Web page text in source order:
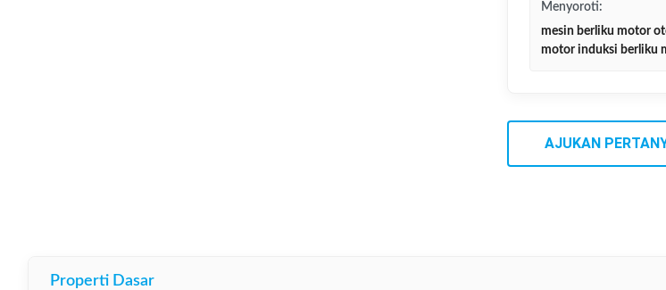
Menyoroti:
mesin berliku motor
motor induksi berliku
AJUKAN
Properti Dasar